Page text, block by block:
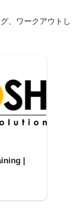
、ワークアウトし
|